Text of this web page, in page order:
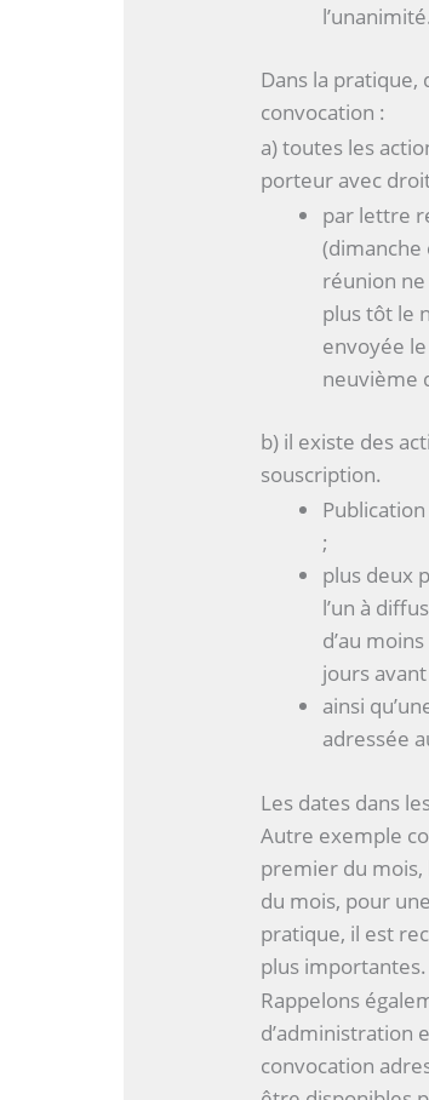
l’unanimité.
Dans la
convocation :
a) toutes les
porteur avec
par lettre
(dimanche
réunion ne
plus tôt le
envoyée
neuvième
b) il existe des
souscription.
;
plus deux
l’un à
d’au
jours
ainsi
adressée
Les dates dans
Autre exemple
premier du
du mois, pour
pratique, il est
plus importantes.
Rappelons
d’administration
convocation